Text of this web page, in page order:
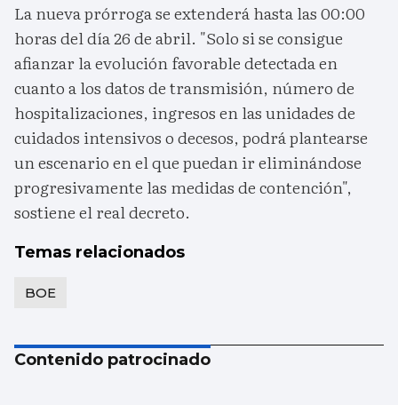
La nueva prórroga se extenderá hasta las 00:00
horas del día 26 de abril. "Solo si se consigue
afianzar la evolución favorable detectada en
cuanto a los datos de transmisión, número de
hospitalizaciones, ingresos en las unidades de
cuidados intensivos o decesos, podrá plantearse
un escenario en el que puedan ir eliminándose
progresivamente las medidas de contención",
sostiene el real decreto.
Temas relacionados
BOE
Contenido patrocinado